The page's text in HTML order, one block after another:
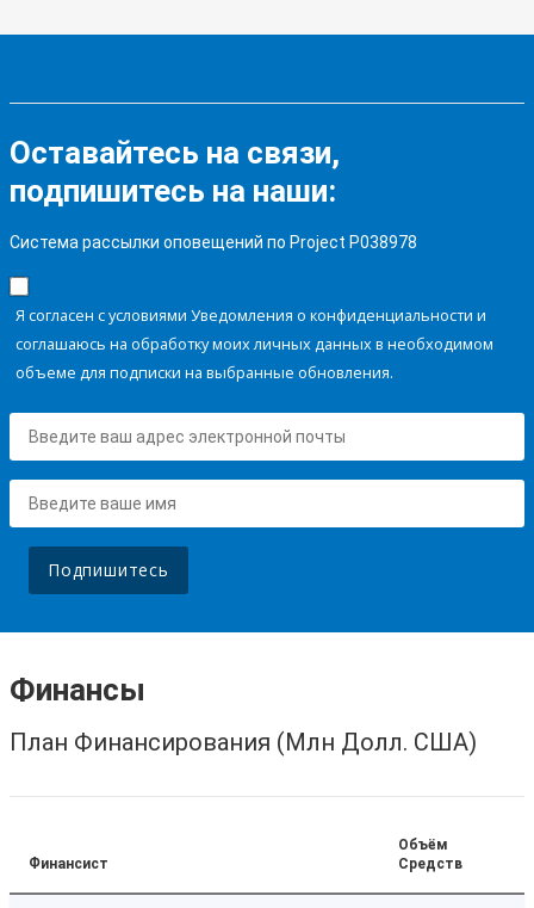
Оставайтесь на связи,
подпишитесь на наши:
Система рассылки оповещений по Project P038978
Я согласен с условиями Уведомления о конфиденциальности и
соглашаюсь на обработку моих личных данных в необходимом
объеме для подписки на выбранные обновления.
Подпишитесь
Финансы
План Финансирования (Млн Долл. США)
Финансист
Объём
Средств